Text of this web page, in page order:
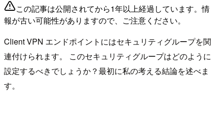
この記事は公開されてから1年以上経過しています。情
報が古い可能性がありますので、ご注意ください。
Client VPN エンドポイントにはセキュリティグループを関
連付けられます。 このセキュリティグループはどのように
設定するべきでしょうか？最初に私の考える結論を述べま
す。